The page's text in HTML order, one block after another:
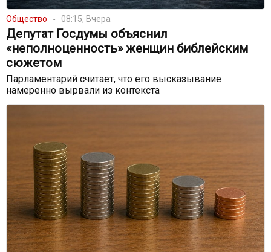
Общество 08:15, Вчера
Депутат Госдумы объяснил
«неполноценность» женщин библейским
сюжетом
Парламентарий считает, что его высказывание
намеренно вырвали из контекста